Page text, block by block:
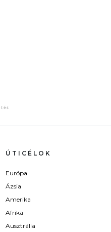
ÚTICÉLOK
Európa
Ázsia
Amerika
Afrika
Ausztrália